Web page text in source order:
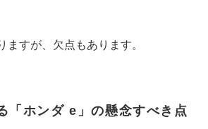
ますが、欠点もあります。
「ホンダ e」の懸念すべき点